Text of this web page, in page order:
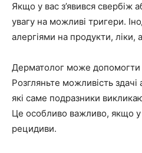
Якщо у вас з’явився свербіж
увагу на можливі тригери.
алергіями на продукти, ліки,
Дерматолог може допомогти
Розгляньте можливість здачі
які саме подразники
Це особливо важливо, якщо у
рецидиви.